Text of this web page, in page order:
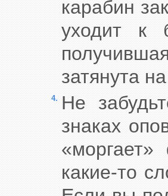
карабин
уходит к
затянута
4. Не
знаках
какие-то